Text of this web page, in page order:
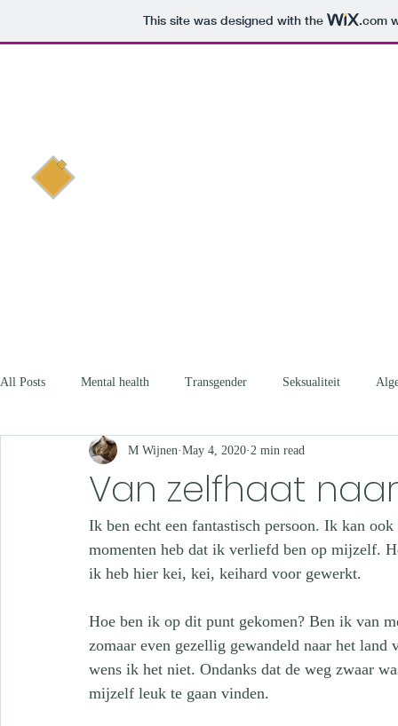
This site was designed with the .com
All Posts Mental health Transgender Seksualiteit
Van zelfhaat
M Wijnen May 4, 2020 2 min read
Ik ben echt een fantastisch persoon. Ik kan
momenten heb dat ik verliefd ben op mijzelf.
ik heb hier kei, kei, keihard voor gewerkt.
Hoe ben ik op dit punt gekomen? Ben ik van
zomaar even gezellig gewandeld naar het
wens ik het niet. Ondanks dat de weg zwaar
mijzelf leuk te gaan vinden.